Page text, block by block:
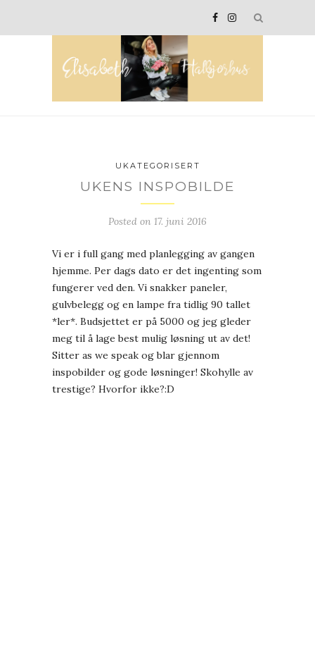
UKATEGORISERT
UKENS INSPOBILDE
Posted on 17. juni 2016
Vi er i full gang med planlegging av gangen
hjemme. Per dags dato er det ingenting som
fungerer ved den. Vi snakker paneler,
gulvbelegg og en lampe fra tidlig 90 tallet
*ler*. Budsjettet er på 5000 og jeg gleder
meg til å lage best mulig løsning ut av det!
Sitter as we speak og blar gjennom
inspobilder og gode løsninger! Skohylle av
trestige? Hvorfor ikke?:D